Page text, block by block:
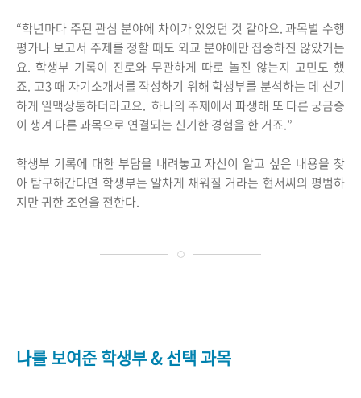
“학년마다 주된 관심 분야에 차이가 있었던 것 같아요. 과목별 수행
평가나 보고서 주제를 정할 때도 외교 분야에만 집중하진 않았거든
요. 학생부 기록이 진로와 무관하게 따로 놀진 않는지 고민도 했
죠. 고3 때 자기소개서를 작성하기 위해 학생부를 분석하는 데 신기
하게 일맥상통하더라고요. 하나의 주제에서 파생해 또 다른 궁금증
이 생겨 다른 과목으로 연결되는 신기한 경험을 한 거죠.”
학생부 기록에 대한 부담을 내려놓고 자신이 알고 싶은 내용을 찾
아 탐구해간다면 학생부는 알차게 채워질 거라는 현서씨의 평범하
지만 귀한 조언을 전한다.
나를 보여준 학생부 & 선택 과목